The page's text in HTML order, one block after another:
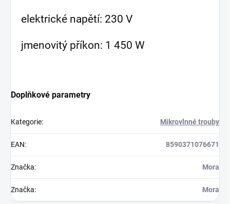
elektrické napětí: 230 V
jmenovitý příkon: 1 450 W
Doplňkové parametry
Kategorie: Mikrovlnné trouby
EAN: 8590371076671
Značka: Mora
Značka: Mora